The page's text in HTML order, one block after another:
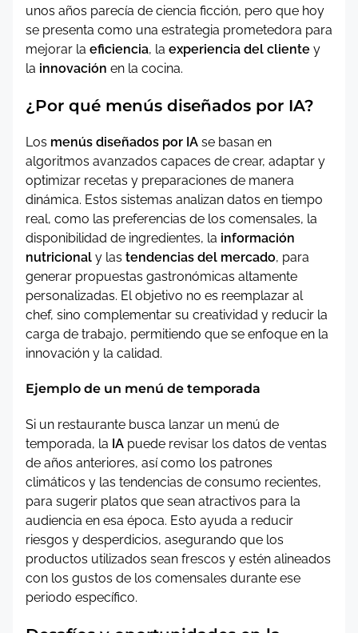
unos años parecía de ciencia ficción, pero que hoy
se presenta como una estrategia prometedora para
mejorar la eficiencia, la experiencia del cliente y
la innovación en la cocina.
¿Por qué menús diseñados por IA?
Los menús diseñados por IA se basan en
algoritmos avanzados capaces de crear, adaptar y
optimizar recetas y preparaciones de manera
dinámica. Estos sistemas analizan datos en tiempo
real, como las preferencias de los comensales, la
disponibilidad de ingredientes, la información
nutricional y las tendencias del mercado, para
generar propuestas gastronómicas altamente
personalizadas. El objetivo no es reemplazar al
chef, sino complementar su creatividad y reducir la
carga de trabajo, permitiendo que se enfoque en la
innovación y la calidad.
Ejemplo de un menú de temporada
Si un restaurante busca lanzar un menú de
temporada, la IA puede revisar los datos de ventas
de años anteriores, así como los patrones
climáticos y las tendencias de consumo recientes,
para sugerir platos que sean atractivos para la
audiencia en esa época. Esto ayuda a reducir
riesgos y desperdicios, asegurando que los
productos utilizados sean frescos y estén alineados
con los gustos de los comensales durante ese
periodo específico.